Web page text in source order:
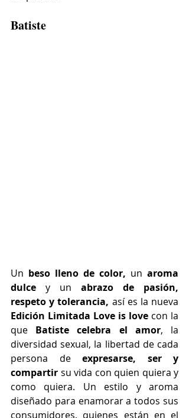
Batiste
Un beso lleno de color, un aroma
dulce y un abrazo de pasión,
respeto y tolerancia,
Edición Limitada Love is love con la
que Batiste celebra el amor, la
diversidad sexual, la libertad de cada
persona de expresarse, ser y
compartir su vida con quien quiera y
como quiera. Un estilo y aroma
diseñado para enamorar a todos sus
consumidores, quienes están en el